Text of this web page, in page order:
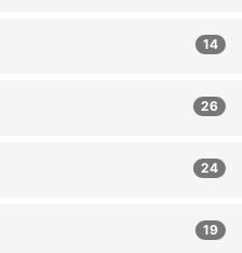
14
26
24
19